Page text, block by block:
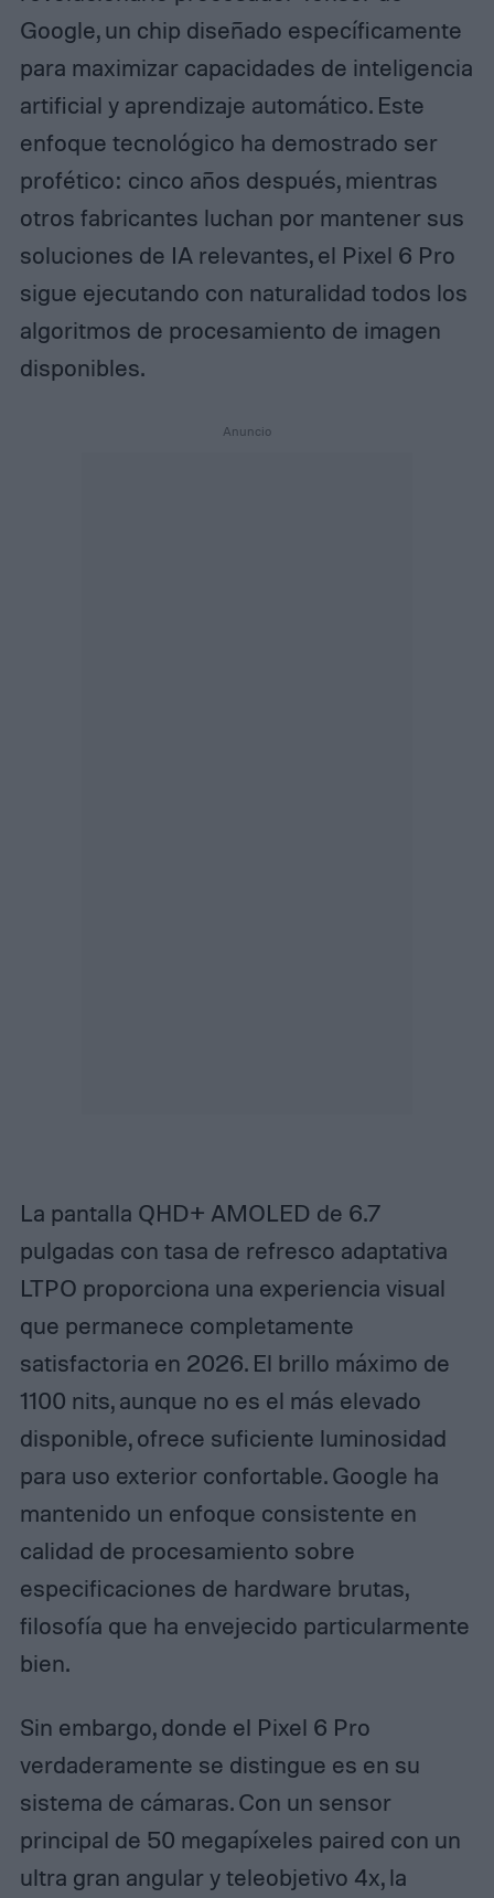
Google, un chip diseñado específicamente
para maximizar capacidades de inteligencia
artificial y aprendizaje automático. Este
enfoque tecnológico ha demostrado ser
profético: cinco años después, mientras
otros fabricantes luchan por mantener sus
soluciones de IA relevantes, el Pixel 6 Pro
sigue ejecutando con naturalidad todos los
algoritmos de procesamiento de imagen
disponibles.
La pantalla QHD+ AMOLED de 6.7
pulgadas con tasa de refresco adaptativa
LTPO proporciona una experiencia visual
que permanece completamente
satisfactoria en 2026. El brillo máximo de
1100 nits, aunque no es el más elevado
disponible, ofrece suficiente luminosidad
para uso exterior confortable. Google ha
mantenido un enfoque consistente en
calidad de procesamiento sobre
especificaciones de hardware brutas,
filosofía que ha envejecido particularmente
bien.
Sin embargo, donde el Pixel 6 Pro
verdaderamente se distingue es en su
sistema de cámaras. Con un sensor
principal de 50 megapíxeles paired con un
ultra gran angular y teleobjetivo 4x, la